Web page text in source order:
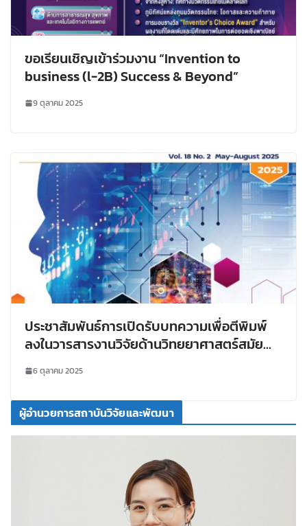
ขอเรียนเชิญเข้าร่วมงาน “Invention to
business (l-2B) Success & Beyond”
9 ตุลาคม 2025
ประชาสัมพันธ์การเปิดรับบทความเพื่อตีพิมพ์
ลงในวารสารงานวิจัยด้านวิทยยาศาสตร์สมัย
(RMUTI Journal)
6 ตุลาคม 2025
ผู้อำนวยการสถาบันวิจัยและพัฒนา